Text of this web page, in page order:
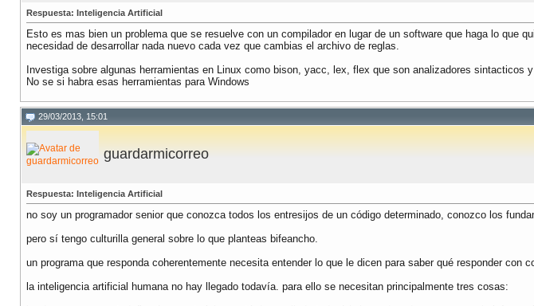
Respuesta: Inteligencia Artificial
Esto es mas bien un problema que se resuelve con un compilador en lugar de un software que haga lo que
necesidad de desarrollar nada nuevo cada vez que cambias el archivo de reglas.
Investiga sobre algunas herramientas en Linux como bison, yacc, lex, flex que son analizadores sintacticos
No se si habra esas herramientas para Windows
29/03/2013, 15:01
guardarmicorreo
Respuesta: Inteligencia Artificial
no soy un programador senior que conozca todos los entresijos de un código determinado, conozco los
pero sí tengo culturilla general sobre lo que planteas bifeancho.
un programa que responda coherentemente necesita entender lo que le dicen para saber qué responder con
la inteligencia artificial humana no hay llegado todavía. para ello se necesitan principalmente tres cosas: